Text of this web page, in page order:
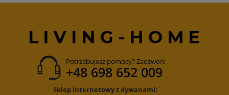
Potrzebujesz pomocy? Zadzwoń!
+48 698 652 009
Sklep internetowy z dywanami: